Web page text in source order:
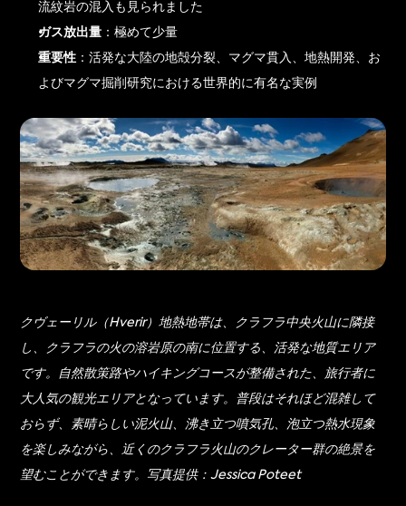
流紋岩の混入も見られました
ガス放出量 ：極めて少量
重要性 ：活発な大陸の地殻分裂、マグマ貫入、地熱開発、お
よびマグマ掘削研究における世界的に有名な実例
クヴェーリル（Hverir）地熱地帯は、クラフラ中央火山に隣接
し、クラフラの火の溶岩原の南に位置する、活発な地質エリア
です。自然散策路やハイキングコースが整備された、旅行者に
大人気の観光エリアとなっています。普段はそれほど混雑して
おらず、素晴らしい泥火山、沸き立つ噴気孔、泡立つ熱水現象
を楽しみながら、近くのクラフラ火山のクレーター群の絶景を
望むことができます。写真提供：Jessica Poteet